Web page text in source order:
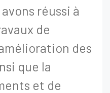
réussi à
de
des
que la
et de